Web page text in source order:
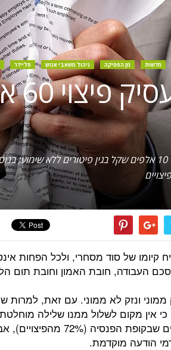
חדשות מן הפסיקה ניהול משאבי אנוש סליידר
קיומו של סוד מסחרי, ולכל הפחות
העבודה, חובת האמון וחובת תום
ממוני ונזק לא ממוני. עם זאת, למרות
אין מקום לשלול ממנו שלילה מוחלטת
הפיטורים ויש להותיר בידיו את הסכומים שבקופת